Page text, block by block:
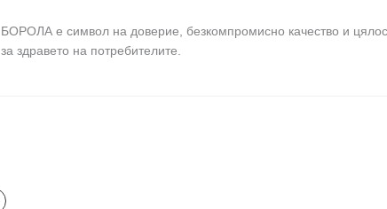
БОРОЛА е символ на доверие, безкомпромисно качество и
за здравето на потребителите